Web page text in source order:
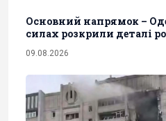
Основний напрямок –
силах розкрили деталі
09.08.2026